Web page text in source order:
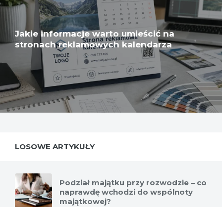
Jakie informacje warto umieścić na
stronach reklamowych kalendarza
LOSOWE ARTYKUŁY
Podział majątku przy rozwodzie – co
naprawdę wchodzi do wspólnoty
majątkowej?